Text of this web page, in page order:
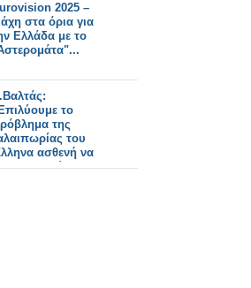
2025 –
στα όρια για
Ελλάδα με το
το
της
του
ασθενή να
τα ΦΥΚ,